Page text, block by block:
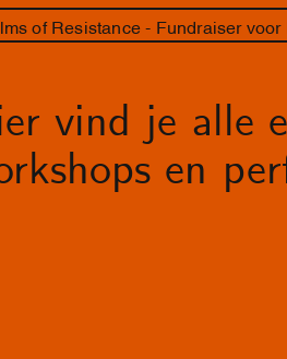
of Resistance - Fundraiser voor
vind je alle
en